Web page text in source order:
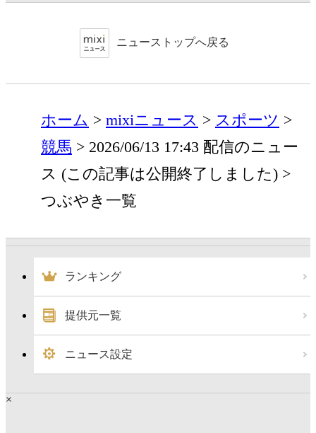
ニューストップへ戻る
ホーム mixiニュース
スポーツ
競馬
2026/06/13 17:43 配信のニュー
ス (この記事は公開終了しました)
つぶやき一覧
ランキング
提供元一覧
ニュース設定
×